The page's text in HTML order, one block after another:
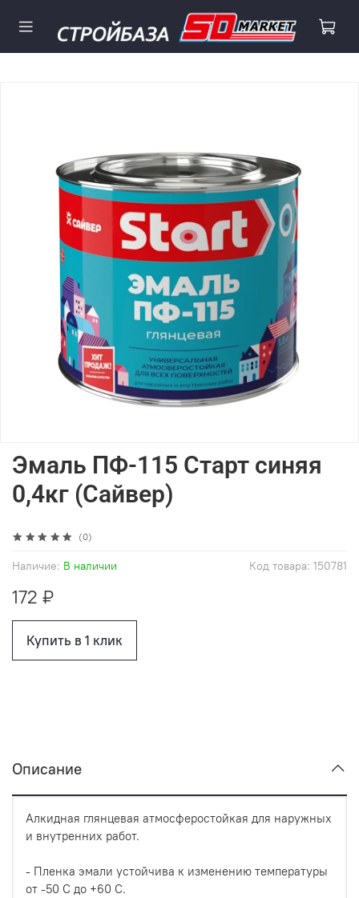
(0)
Код товара: 150781
Наличие: В наличии
Эмаль ПФ-115 Старт синяя
0,4кг (Сайвер)
172 ₽
Купить в 1 клик
Описание
Алкидная глянцевая атмосферостойкая для наружных
и внутренних работ.
- Пленка эмали устойчива к изменению температуры
от -50 С до +60 С.